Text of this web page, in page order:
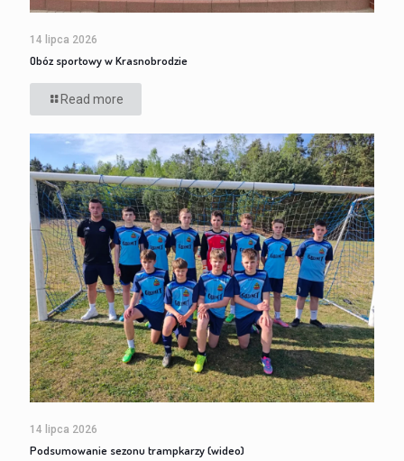
14 lipca 2026
Obóz sportowy w Krasnobrodzie
Read more
14 lipca 2026
Podsumowanie sezonu trampkarzy (wideo)